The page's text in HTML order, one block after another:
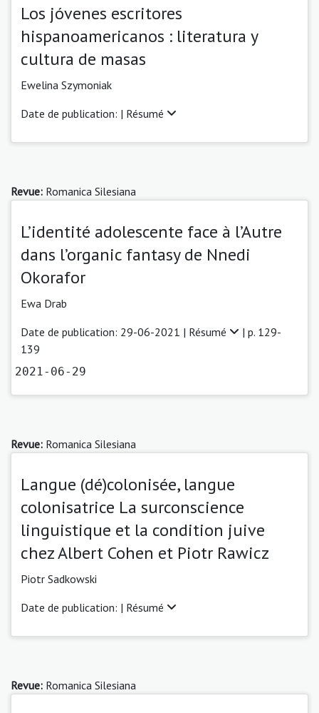
Los jóvenes escritores
hispanoamericanos : literatura y
cultura de masas
Ewelina Szymoniak
Date de publication: | Résumé
Revue: Romanica Silesiana
L’identité adolescente face à l’Autre
dans l’organic fantasy de Nnedi
Okorafor
Ewa Drab
Date de publication: 29-06-2021 | Résumé
| p. 129-
139
2021-06-29
Revue: Romanica Silesiana
Langue (dé)colonisée, langue
colonisatrice La surconscience
linguistique et la condition juive
chez Albert Cohen et Piotr Rawicz
Piotr Sadkowski
Date de publication: | Résumé
Revue: Romanica Silesiana